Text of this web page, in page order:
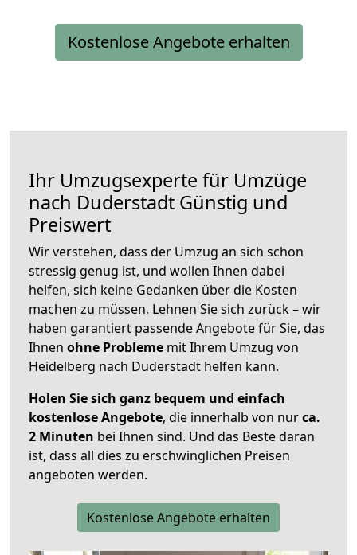
Kostenlose Angebote erhalten
Ihr Umzugsexperte für Umzüge
nach Duderstadt Günstig und
Preiswert
Wir verstehen, dass der Umzug an sich schon
stressig genug ist, und wollen Ihnen dabei
helfen, sich keine Gedanken über die Kosten
machen zu müssen. Lehnen Sie sich zurück – wir
haben garantiert passende Angebote für Sie, das
Ihnen ohne Probleme mit Ihrem Umzug von
Heidelberg nach Duderstadt helfen kann.
Holen Sie sich ganz bequem und einfach
kostenlose Angebote, die innerhalb von nurca.
2 Minuten bei Ihnen sind. Und das Beste daran
ist, dass all dies zu erschwinglichen Preisen
angeboten werden.
Kostenlose Angebote erhalten